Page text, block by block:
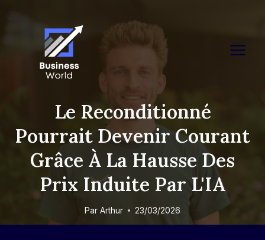
Le Reconditionné
Pourrait Devenir Courant
Grâce À La Hausse Des
Prix Induite Par L'IA
Par Arthur 23/03/2026